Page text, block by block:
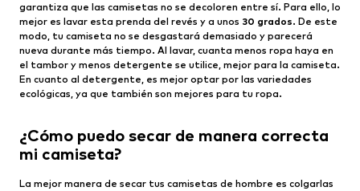
garantiza que las camisetas no se decoloren entre sí. Para ello, lo
mejor es lavar esta prenda del revés y a unos 30 grados. De este
modo, tu camiseta no se desgastará demasiado y parecerá
nueva durante más tiempo. Al lavar, cuanta menos ropa haya en
el tambor y menos detergente se utilice, mejor para la camiseta.
En cuanto al detergente, es mejor optar por las variedades
ecológicas, ya que también son mejores para tu ropa.
¿Cómo puedo secar de manera correcta
mi camiseta?
La mejor manera de secar tus camisetas de hombre es colgarlas